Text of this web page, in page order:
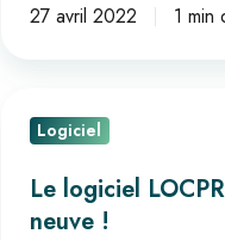
27 avril 2022 1 min
logiciel
LOCPRO
Online
Logiciel
Le logiciel
neuve !